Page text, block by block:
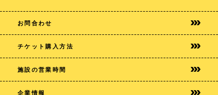
お問合わせ
チケット購入方法
施設の営業時間
企業情報